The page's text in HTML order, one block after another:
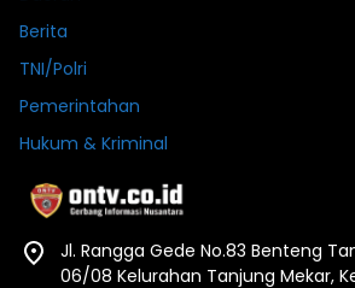
Berita
TNI/Polri
Pemerintahan
Hukum & Kriminal
Jl. Rangga Gede No.83 Benteng
06/08 Kelurahan Tanjung Mekar,